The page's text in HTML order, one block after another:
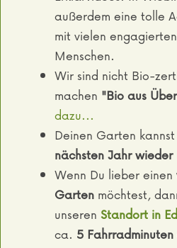
außerdem eine tolle
mit vielen
Menschen.
Wir sind nicht Bio-
machen "Bio aus
dazu...
Deinen Garten
nächsten Jahr wieder
Wenn Du lieber einen
Gartenmöchtest,
unseren Standort in
ca. 5